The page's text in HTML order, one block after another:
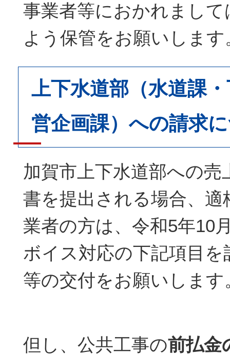
事業者等におかれまし
よう保管をお願いします
上下水道部（水道課
営企画課）への請求
加賀市上下水道部への売
書を提出される場合、適
業者の方は、令和5年10
ボイス対応の下記項目を
等の交付をお願いします
但し、公共工事の前払金